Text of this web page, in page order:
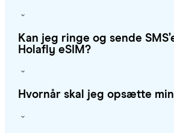
Kan jeg ringe og sende
Holafly eSIM?
Hvornår skal jeg opsætte